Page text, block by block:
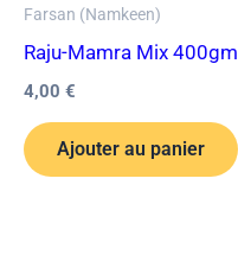
Farsan (Namkeen)
Raju-Mamra Mix 400gm
4,00 €
Ajouter au panier